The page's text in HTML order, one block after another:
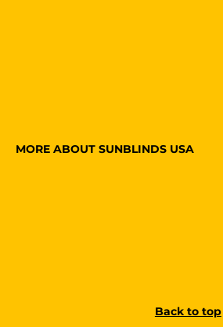
MORE ABOUT SUNBLINDS USA
Back to top